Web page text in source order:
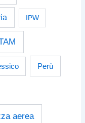
IPW
Perù
aerea